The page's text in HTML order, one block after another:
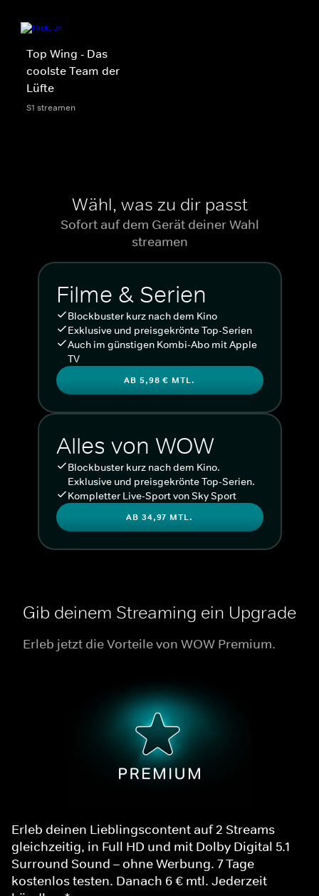
Top Wing - Das
coolste Team der
Lüfte
S1 streamen
Wähl, was zu dir passt
Sofort auf dem Gerät deiner Wahl
streamen
Filme & Serien
Blockbuster kurz nach dem Kino
Exklusive und preisgekrönte Top-Serien
Auch im günstigen Kombi-Abo mit Apple
TV
AB 5,98 € MTL.
Alles von WOW
Blockbuster kurz nach dem Kino.
Exklusive und preisgekrönte Top-Serien.
Kompletter Live-Sport von Sky Sport
AB 34,97 MTL.
Gib deinem Streaming ein Upgrade
Erleb jetzt die Vorteile von WOW Premium.
Erleb deinen Lieblingscontent auf 2 Streams
gleichzeitig, in Full HD und mit Dolby Digital 5.1
Surround Sound – ohne Werbung. 7 Tage
kostenlos testen. Danach 6 € mtl. Jederzeit